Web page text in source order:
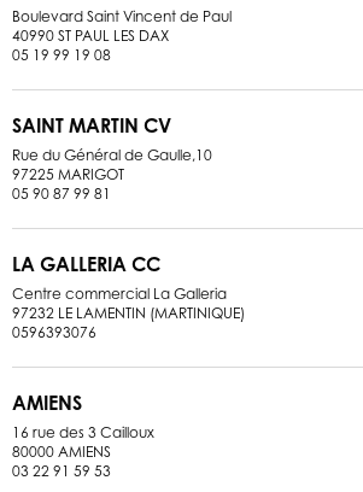
Boulevard Saint Vincent de Paul
40990 ST PAUL LES DAX
05 19 99 19 08
SAINT MARTIN CV
Rue du Général de Gaulle,10
97225 MARIGOT
05 90 87 99 81
LA GALLERIA CC
Centre commercial La Galleria
97232 LE LAMENTIN (MARTINIQUE)
0596393076
AMIENS
16 rue des 3 Cailloux
80000 AMIENS
03 22 91 59 53